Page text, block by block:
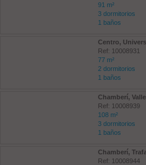
91 m²
3 dormitorios
1 baños
Centro,
Ref: 10008931
77 m²
2 dormitorios
1 baños
Chamberí,
Ref: 10008939
108 m²
3 dormitorios
1 baños
Chamberí,
Ref: 10008944